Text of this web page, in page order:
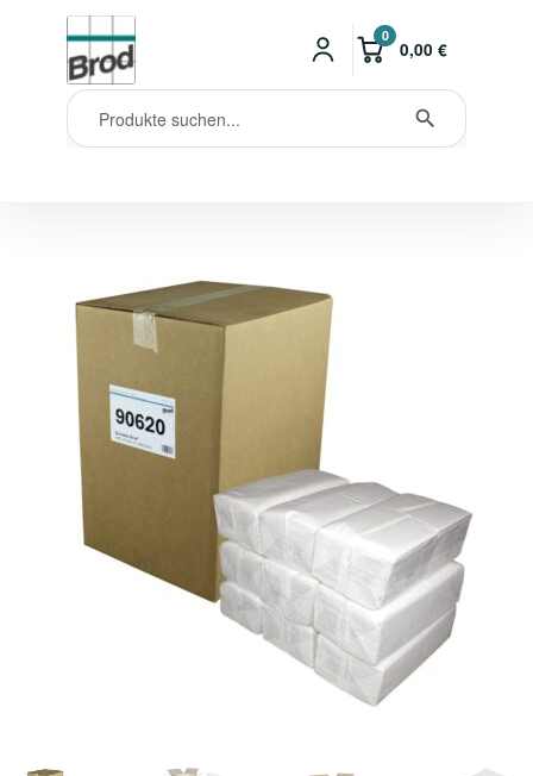
0
0,00 €